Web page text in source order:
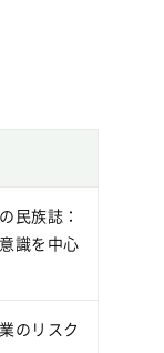
民族誌：
識を中心
のリスク